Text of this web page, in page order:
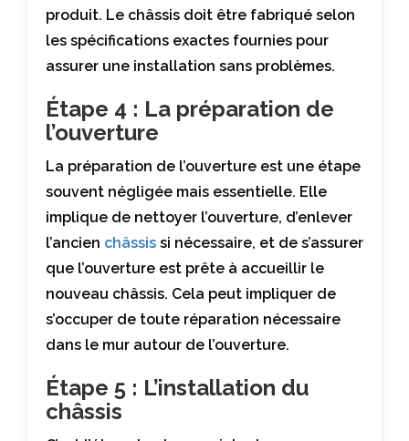
produit. Le châssis doit être fabriqué selon
les spécifications exactes fournies pour
assurer une installation sans problèmes.
Étape 4 : La préparation de
l’ouverture
La préparation de l’ouverture est une étape
souvent négligée mais essentielle. Elle
implique de nettoyer l’ouverture, d’enlever
l’ancien châssis si nécessaire, et de s’assurer
que l’ouverture est prête à accueillir le
nouveau châssis. Cela peut impliquer de
s’occuper de toute réparation nécessaire
dans le mur autour de l’ouverture.
Étape 5 : L’installation du
châssis